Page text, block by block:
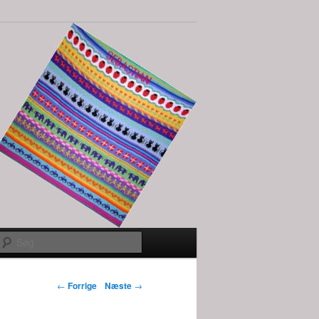
Indlægs
← Forrige Næste →